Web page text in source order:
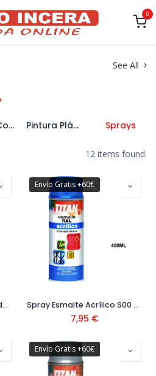
0
See All
Tintes y Colorantes Pintura Plástica Sprays
12 items found.
Titan Spray Barniz Satinado S.42 200 ml
Envío Gratis +60€
Spray Esmalte Acrílico S00 400 ml
7,95 €
Envío Gratis +60€